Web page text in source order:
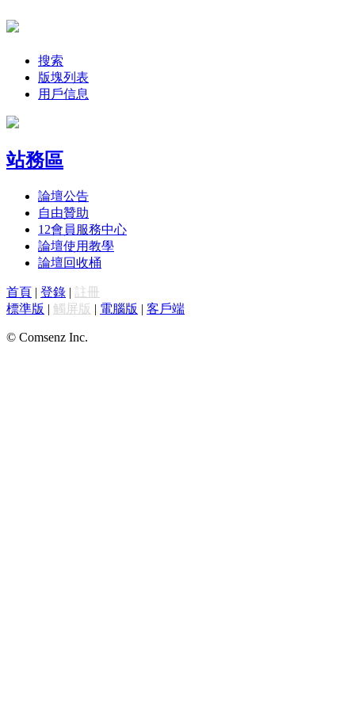
搜索
版塊列表
用戶信息
站務區
論壇公告
自由贊助
12會員服務中心
論壇使用教學
論壇回收桶
首頁 | 登錄 | 註冊
標準版 | 觸屏版 | 電腦版 | 客戶端
© Comsenz Inc.